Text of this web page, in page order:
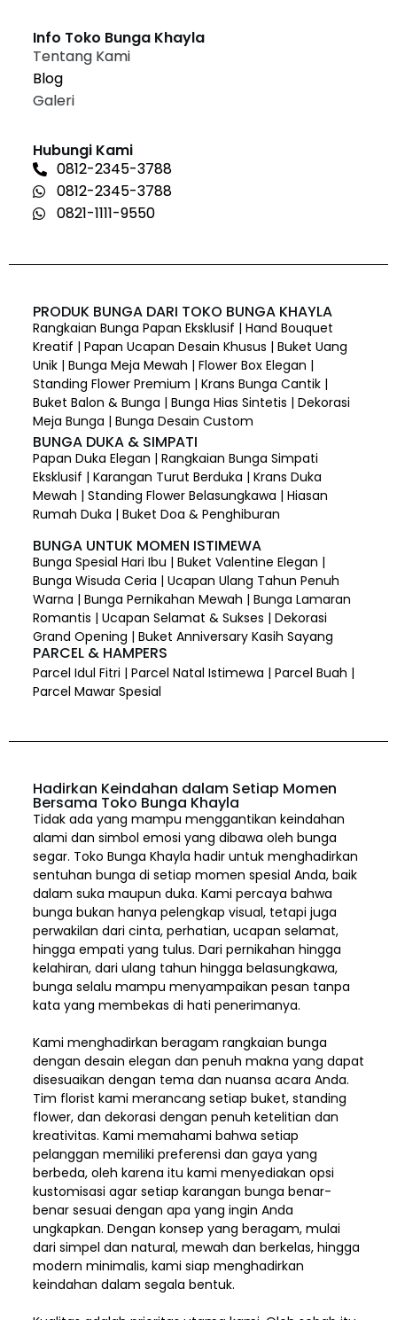
Info Toko Bunga Khayla
Tentang Kami
Blog
Galeri
Hubungi Kami
0812-2345-3788
0812-2345-3788
0821-1111-9550
PRODUK BUNGA DARI TOKO BUNGA KHAYLA
Rangkaian Bunga Papan Eksklusif | Hand Bouquet
Kreatif | Papan Ucapan Desain Khusus | Buket Uang
Unik | Bunga Meja Mewah | Flower Box Elegan |
Standing Flower Premium | Krans Bunga Cantik |
Buket Balon & Bunga | Bunga Hias Sintetis | Dekorasi
Meja Bunga | Bunga Desain Custom
BUNGA DUKA & SIMPATI
Papan Duka Elegan | Rangkaian Bunga Simpati
Eksklusif | Karangan Turut Berduka | Krans Duka
Mewah | Standing Flower Belasungkawa | Hiasan
Rumah Duka | Buket Doa & Penghiburan
BUNGA UNTUK MOMEN ISTIMEWA
Bunga Spesial Hari Ibu | Buket Valentine Elegan |
Bunga Wisuda Ceria | Ucapan Ulang Tahun Penuh
Warna | Bunga Pernikahan Mewah | Bunga Lamaran
Romantis | Ucapan Selamat & Sukses | Dekorasi
Grand Opening | Buket Anniversary Kasih Sayang
PARCEL & HAMPERS
Parcel Idul Fitri | Parcel Natal Istimewa | Parcel Buah |
Parcel Mawar Spesial
Hadirkan Keindahan dalam Setiap Momen
Bersama Toko Bunga Khayla
Tidak ada yang mampu menggantikan keindahan
alami dan simbol emosi yang dibawa oleh bunga
segar. Toko Bunga Khayla hadir untuk menghadirkan
sentuhan bunga di setiap momen spesial Anda, baik
dalam suka maupun duka. Kami percaya bahwa
bunga bukan hanya pelengkap visual, tetapi juga
perwakilan dari cinta, perhatian, ucapan selamat,
hingga empati yang tulus. Dari pernikahan hingga
kelahiran, dari ulang tahun hingga belasungkawa,
bunga selalu mampu menyampaikan pesan tanpa
kata yang membekas di hati penerimanya.
Kami menghadirkan beragam rangkaian bunga
dengan desain elegan dan penuh makna yang dapat
disesuaikan dengan tema dan nuansa acara Anda.
Tim florist kami merancang setiap buket, standing
flower, dan dekorasi dengan penuh ketelitian dan
kreativitas. Kami memahami bahwa setiap
pelanggan memiliki preferensi dan gaya yang
berbeda, oleh karena itu kami menyediakan opsi
kustomisasi agar setiap karangan bunga benar-
benar sesuai dengan apa yang ingin Anda
ungkapkan. Dengan konsep yang beragam, mulai
dari simpel dan natural, mewah dan berkelas, hingga
modern minimalis, kami siap menghadirkan
keindahan dalam segala bentuk.